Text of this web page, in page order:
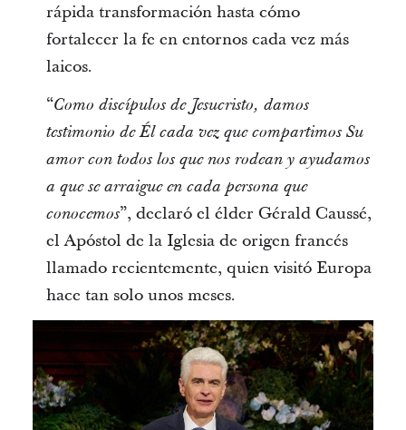
rápida transformación hasta cómo
fortalecer la fe en entornos cada vez más
laicos.
“Como discípulos de Jesucristo, damos
testimonio de Él cada vez que compartimos Su
amor con todos los que nos rodean y ayudamos
a que se arraigue en cada persona que
conocemos”, declaró el élder Gérald Caussé,
el Apóstol de la Iglesia de origen francés
llamado recientemente, quien visitó Europa
hace tan solo unos meses.